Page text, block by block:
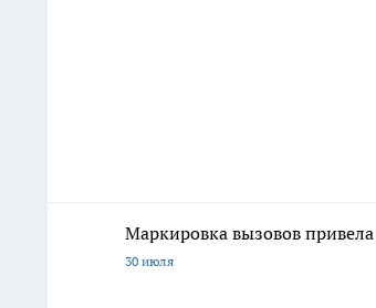
Маркировка вызовов
30 июля